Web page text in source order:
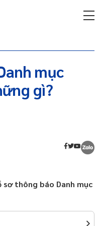
mục
gì?
thông báo Danh mục